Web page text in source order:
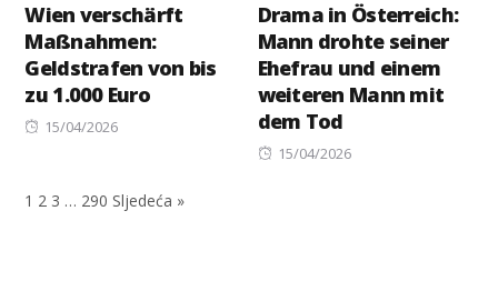
Wien verschärft
Maßnahmen:
Geldstrafen von bis
zu 1.000 Euro
Posted
15/04/2026
Drama in Österreich:
Mann drohte seiner
Ehefrau und einem
weiteren Mann mit
dem Tod
Posted
15/04/2026
1 2 3 … 290 Sljedeća »